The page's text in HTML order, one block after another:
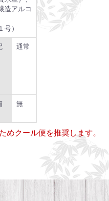
造アルコ
）
通常
無
めクール便を推奨します。